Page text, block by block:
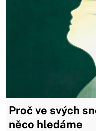
Proč ve svých
něco hledáme